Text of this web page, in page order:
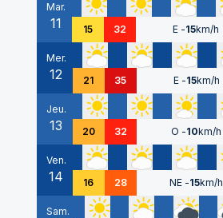
Mar.
11 15 32 E -15km/h
Mer.
12 21 35 E -15km/h
Jeu.
13 20 32 O -10km/h
Ven.
14 16 28 NE -15km/h
Sam.